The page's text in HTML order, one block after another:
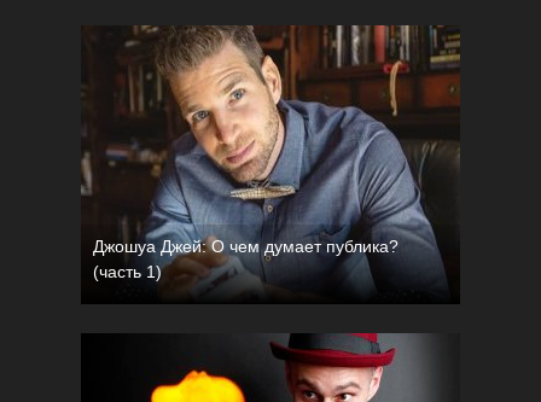
Джошуа Джей: О чем думает публика?
(часть 1)